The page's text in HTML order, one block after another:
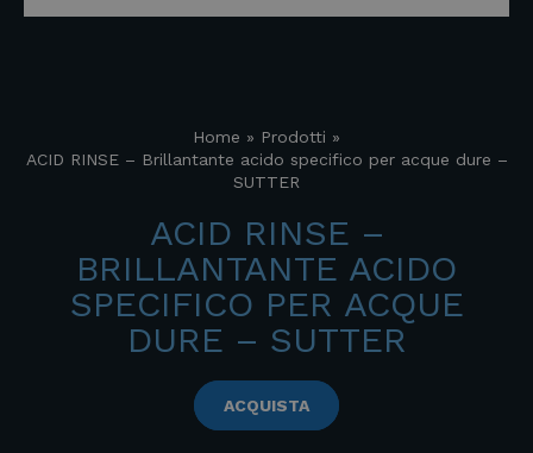
Home » Prodotti »
ACID RINSE – Brillantante acido specifico per acque dure –
SUTTER
ACID RINSE –
BRILLANTANTE ACIDO
SPECIFICO PER ACQUE
DURE – SUTTER
ACQUISTA